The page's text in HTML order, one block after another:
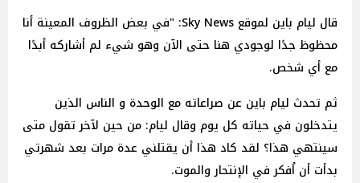
قال ليام باين لموقع Sky News: "في بعض الظروف المعينة أنا
محظوظ جدًا لوجودي هنا حتى الآن وهو شيء لم أشاركه أبدًا
مع أي شخص.
ثم تحدث ليام باين عن صراعاته مع الوحدة و الناس الذين
يتدخلون في حياته كل يوم وقال ليام: من حين لآخر تقول متى
سينتهي هذا؟ لقد كاد هذا أن يقتلني عدة مرات بعد شهرتي
بدأت أن اُفكر في الإنتحار والموت.